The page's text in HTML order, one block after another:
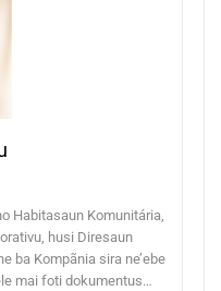
Habitasaun Komunitária,
husi Diresaun
ba Kompãnia sira ne’ebe
mai foti dokumentus…